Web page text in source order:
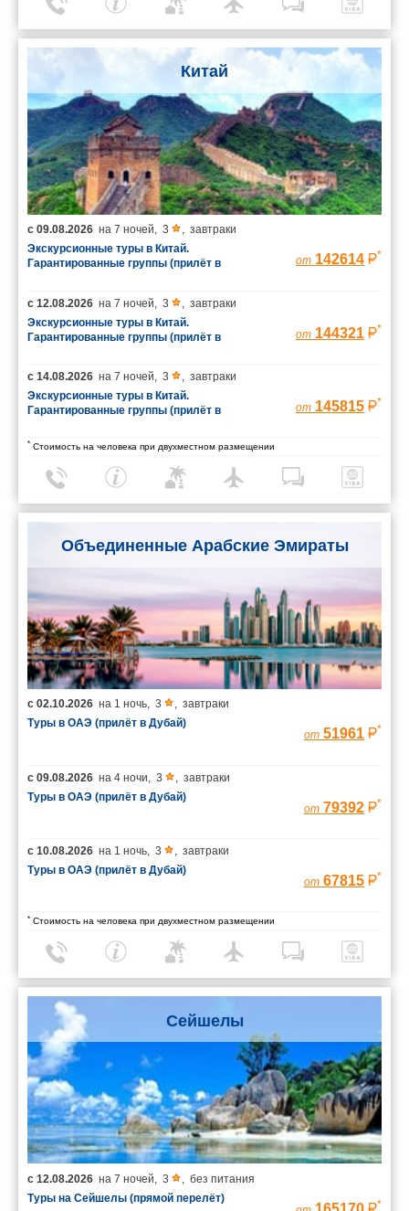
Китай
с 09.08.2026 на 7 ночей, 3 , завтраки
Экскурсионные туры в Китай.
Гарантированные группы (прилёт в
от 142614 *
с 12.08.2026 на 7 ночей, 3 , завтраки
Экскурсионные туры в Китай.
Гарантированные группы (прилёт в
от 144321 *
с 14.08.2026 на 7 ночей, 3 , завтраки
Экскурсионные туры в Китай.
Гарантированные группы (прилёт в
от 145815 *
* Стоимость на человека при двухместном размещении
Объединенные Арабские Эмираты
с 02.10.2026 на 1 ночь, 3 , завтраки
Туры в ОАЭ (прилёт в Дубай)
от 51961 *
с 09.08.2026 на 4 ночи, 3 , завтраки
Туры в ОАЭ (прилёт в Дубай)
от 79392 *
с 10.08.2026 на 1 ночь, 3 , завтраки
Туры в ОАЭ (прилёт в Дубай)
от 67815 *
* Стоимость на человека при двухместном размещении
Сейшелы
с 12.08.2026 на 7 ночей 3
без питания
Туры на Сейшелы (прямой перелёт)
*